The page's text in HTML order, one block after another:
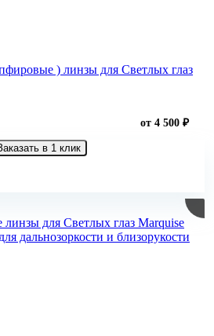
) линзы для Светлых глаз
от 4 500 ₽
в 1 клик